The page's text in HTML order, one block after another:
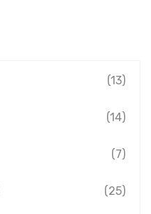
(13)
(14)
(7)
(25)